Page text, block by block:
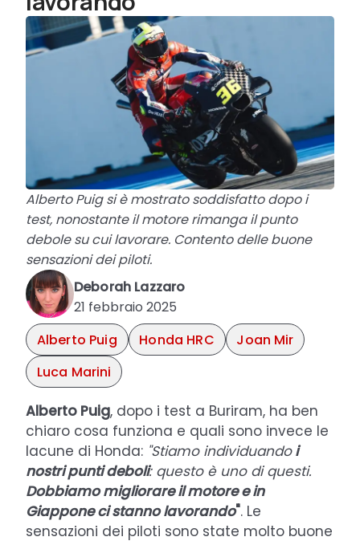
Alberto Puig si è mostrato soddisfatto dopo i
test, nonostante il motore rimanga il punto
debole su cui lavorare. Contento delle buone
sensazioni dei piloti.
Deborah Lazzaro
21 febbraio 2025
Alberto Puig
Honda HRC
Joan Mir
Luca Marini
Alberto Puig, dopo i test a Buriram, ha ben
chiaro cosa funziona e quali sono invece le
lacune di Honda: "Stiamo individuandoi
nostri punti deboli: questo è uno di questi.
Dobbiamo migliorare il motore e in
Giappone ci stanno lavorando". Le
sensazioni dei piloti sono state molto buone